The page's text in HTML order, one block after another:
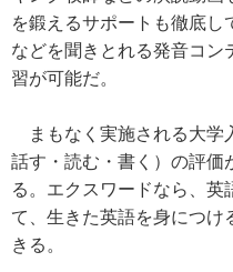
を鍛えるサポートも徹底
などを聞きとれる発音コン
習が可能だ。
まもなく実施される大学
話す・読む・書く）の評価
る。エクスワードなら、英
て、生きた英語を身につけ
きる。